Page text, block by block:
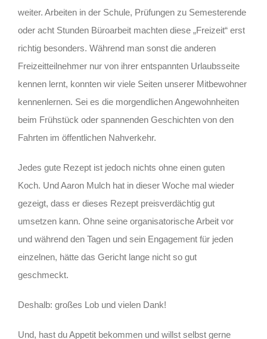
weiter. Arbeiten in der Schule, Prüfungen zu Semesterende
oder acht Stunden Büroarbeit machten diese „Freizeit“ erst
richtig besonders. Während man sonst die anderen
Freizeitteilnehmer nur von ihrer entspannten Urlaubsseite
kennen lernt, konnten wir viele Seiten unserer Mitbewohner
kennenlernen. Sei es die morgendlichen Angewohnheiten
beim Frühstück oder spannenden Geschichten von den
Fahrten im öffentlichen Nahverkehr.
Jedes gute Rezept ist jedoch nichts ohne einen guten
Koch. Und Aaron Mulch hat in dieser Woche mal wieder
gezeigt, dass er dieses Rezept preisverdächtig gut
umsetzen kann. Ohne seine organisatorische Arbeit vor
und während den Tagen und sein Engagement für jeden
einzelnen, hätte das Gericht lange nicht so gut
geschmeckt.
Deshalb: großes Lob und vielen Dank!
Und, hast du Appetit bekommen und willst selbst gerne